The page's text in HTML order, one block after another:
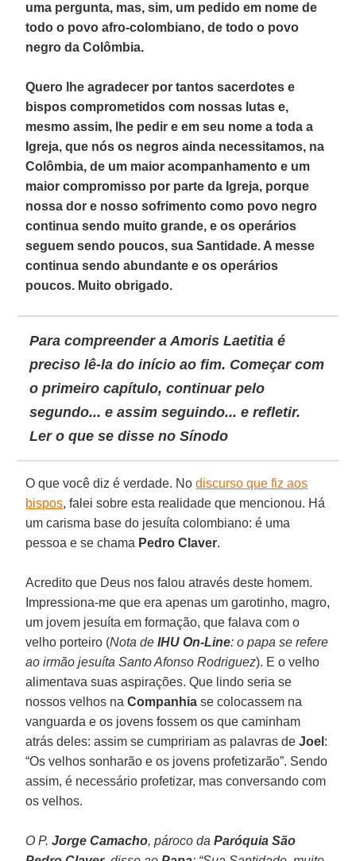
uma pergunta, mas, sim, um pedido em nome de
todo o povo afro-colombiano, de todo o povo
negro da Colômbia.
Quero lhe agradecer por tantos sacerdotes e
bispos comprometidos com nossas lutas e,
mesmo assim, lhe pedir e em seu nome a toda a
Igreja, que nós os negros ainda necessitamos, na
Colômbia, de um maior acompanhamento e um
maior compromisso por parte da Igreja, porque
nossa dor e nosso sofrimento como povo negro
continua sendo muito grande, e os operários
seguem sendo poucos, sua Santidade. A messe
continua sendo abundante e os operários
poucos. Muito obrigado.
Para compreender aAmoris Laetitia é
preciso lê-la do início ao fim. Começar com
o primeiro capítulo, continuar pelo
segundo... e assim seguindo... e refletir.
Ler o que se disse no Sínodo
O que você diz é verdade. Nodiscurso que fiz aos
bispos, falei sobre esta realidade que mencionou. Há
um carisma base do jesuíta colombiano: é uma
pessoa e se chama Pedro Claver.
Acredito que Deus nos falou através deste homem.
Impressiona-me que era apenas um garotinho, magro,
um jovem jesuíta em formação, que falava com o
velho porteiro (Nota de IHU On-Line: o papa se refere
ao irmão jesuíta Santo Afonso Rodriguez). E o velho
alimentava suas aspirações. Que lindo seria se
nossos velhos naCompanhia se colocassem na
vanguarda e os jovens fossem os que caminham
atrás deles: assim se cumpririam as palavras deJoel :
“Os velhos sonharão e os jovens profetizarão”. Sendo
assim, é necessário profetizar, mas conversando com
os velhos.
O P.Jorge Camacho, pároco daParóquia São